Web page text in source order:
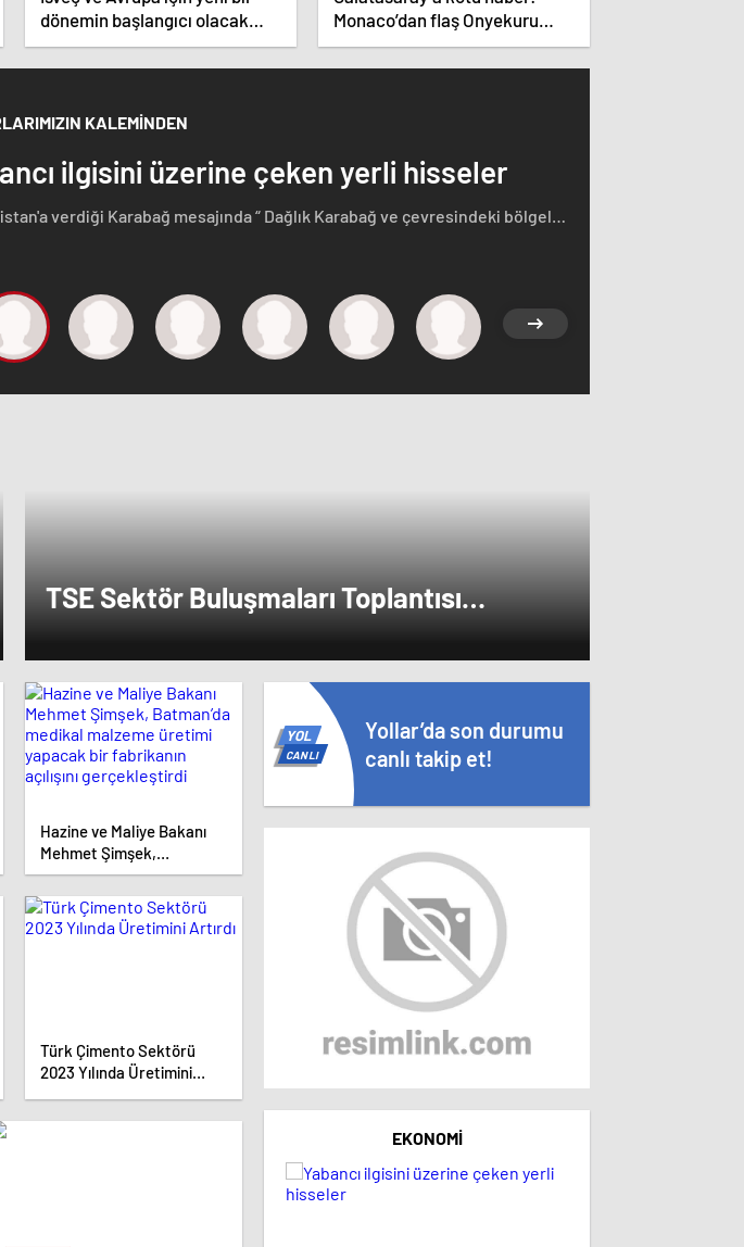
dönemin başlangıcı olacak
kararlar.
Monaco’dan flaş Onyekuru
kararı.
KALEMİNDEN
ilgisini üzerine çeken yerli hisseler
verdiği Karabağ mesajında “ Dağlık Karabağ ve çevresindeki bölgeler
çeken bir ziyaret gerçekleştirdi.
TSE Sektör Buluşmaları Toplantısı
Erzurum’da Gerçekleştirildi
Hazine ve Maliye Bakanı
Mehmet Şimşek,
Batman’da medikal
malzeme üretimi yapacak
bir fabrikanın açılışını
gerçekleştirdi
Türk Çimento Sektörü
2023 Yılında Üretimini
Yollar’da son durumu
canlı takip et!
YOL
CANLI
EKONOMI